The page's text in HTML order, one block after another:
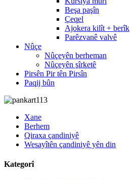
Beşa paşîn
Çeqel
Ajokera kilît + berîk
Parêzvanê valvê
Nûçe
Nûçeyên berheman
Nûçeyên şîrketê
Pirsên Pir tên Pirsîn
Paqij bûn
Xane
Berhem
Qiraxa çandiniyê
Wesayîtên çandiniyê yên din
Kategorî